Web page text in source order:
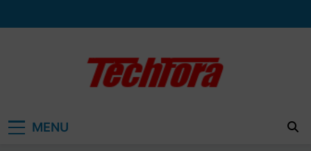
naar
MENU